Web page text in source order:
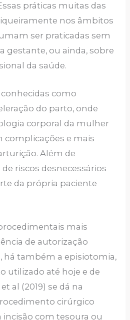
práticas muitas das
nos âmbitos
ser praticadas sem
gestante, ou ainda, sobre
da saúde.
como
do parto, onde
corporal da mulher
complicações e mais
Além de
riscos desnecessários
da própria paciente
mais
de autorização
há também a episiotomia,
utilizado até hoje e de
al (2019) se dá na
cirúrgico
incisão com tesoura ou